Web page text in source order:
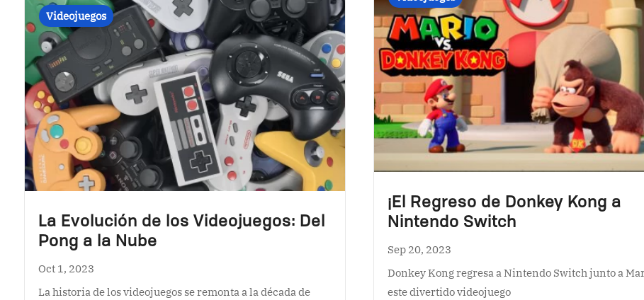
La Evolución de los Videojuegos: Del
Pong a la Nube
Oct 1, 2023
La historia de los videojuegos se remonta a la década de
¡El Regreso de Donkey Kong a
Nintendo Switch
Sep 20, 2023
Donkey Kong regresa a Nintendo Switch junto a
este divertido videojuego